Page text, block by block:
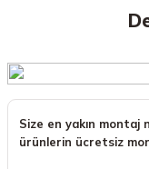
Size en yakın montaj
ürünlerin ücretsiz